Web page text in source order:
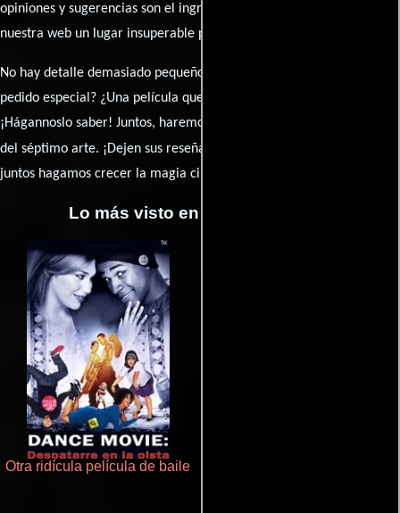
opiniones y sugerencias son el ingrediente secreto que hará de
nuestra web un lugar insuperable para los amantes del celuloide.
No hay detalle demasiado pequeño ni opinión insignificante. ¿Algún
pedido especial? ¿Una película que sueñas con ver reseñada?
¡Hágannoslo saber! Juntos, haremos de esta comunidad el epicentro
del séptimo arte. ¡Dejen sus reseña en la
juntos hagamos crecer la magia cinematográfica!
Lo más visto en Cineyseries.net
Otra ridícula película de baile